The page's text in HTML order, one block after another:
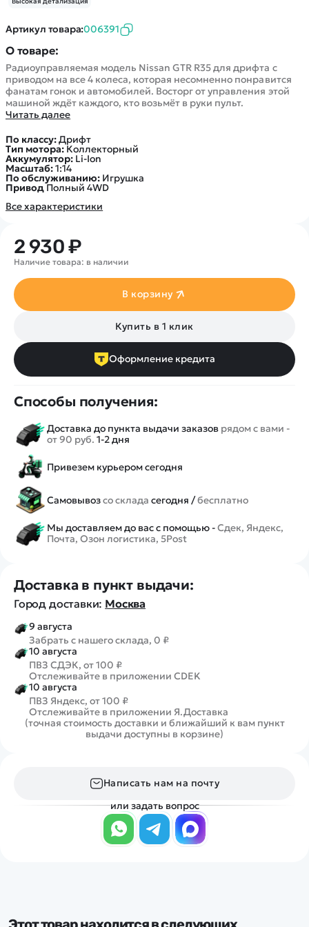
Артикул товара:006391
О товаре:
Радиоуправляемая модель Nissan GTR R35 для дрифта с
приводом на все 4 колеса, которая несомненно понравится
фанатам гонок и автомобилей. Восторг от управления этой
машиной ждёт каждого, кто возьмёт в руки пульт.
Читать далее
По классу:Дрифт
Тип мотора:Коллекторный
Аккумулятор: Li-Ion
Масштаб:1:14
По обслуживанию: Игрушка
ПриводПолный 4WD
Все характеристики
2 930 ₽
Наличие товара: в наличии
В корзину
Купить в 1 клик
Оформление кредита
Способы получения:
Доставка до пункта выдачи заказов рядом с вами -
от 90 руб. 1-2 дня
Привезем курьером сегодня
Самовывозсо склада сегодня /бесплатно
Мы доставляем до вас с помощью -Сдек, Яндекс,
Почта, Озон логистика, 5Post
Доставка в пункт выдачи:
Город доставки: Москва
9 августа
Забрать с нашего склада, 0 ₽
10 августа
ПВЗ СДЭК, от 100 ₽
Отслеживайте в приложении CDEK
10 августа
ПВЗ Яндекс, от 100 ₽
Отслеживайте в приложении Я.Доставка
(точная стоимость доставки и ближайший к вам пункт
выдачи доступны в корзине)
Написать нам на почту
или задать вопрос